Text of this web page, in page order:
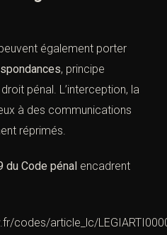
clairement les
pénalisation excessive.
et secret des
réagir vite et
également porter